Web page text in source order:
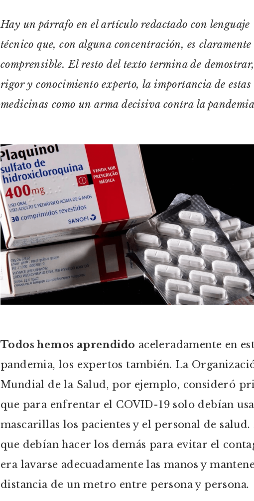
Hay un párrafo en el artículo redactado con lenguaje
técnico que, con alguna concentración, es claramente
comprensible. El resto del texto termina de
rigor y conocimiento experto, la importancia de estas
medicinas como un arma decisiva contra la
Todos hemos aprendido aceleradamente en
pandemia, los expertos también. La
Mundial de la Salud, por ejemplo, consideró
que para enfrentar el COVID-19 solo debían
mascarillas los pacientes y el personal de salud.
que debían hacer los demás para evitar el
era lavarse adecuadamente las manos y
distancia de un metro entre persona y persona.